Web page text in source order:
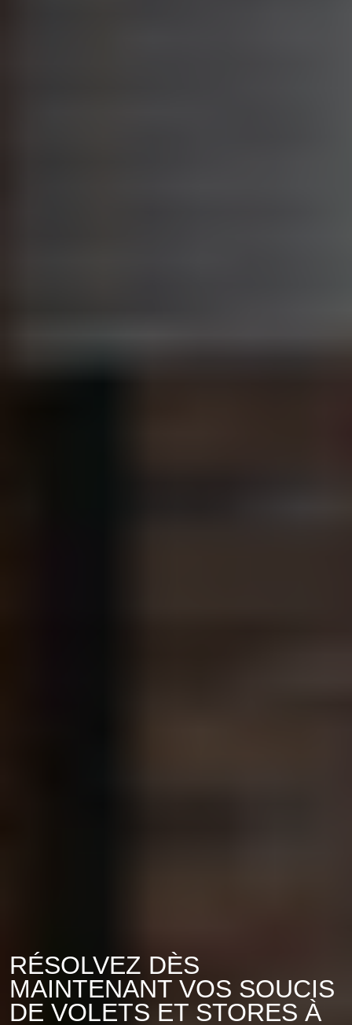
RÉSOLVEZ DÈS
MAINTENANT VOS SOUCIS
DE VOLETS ET STORES À